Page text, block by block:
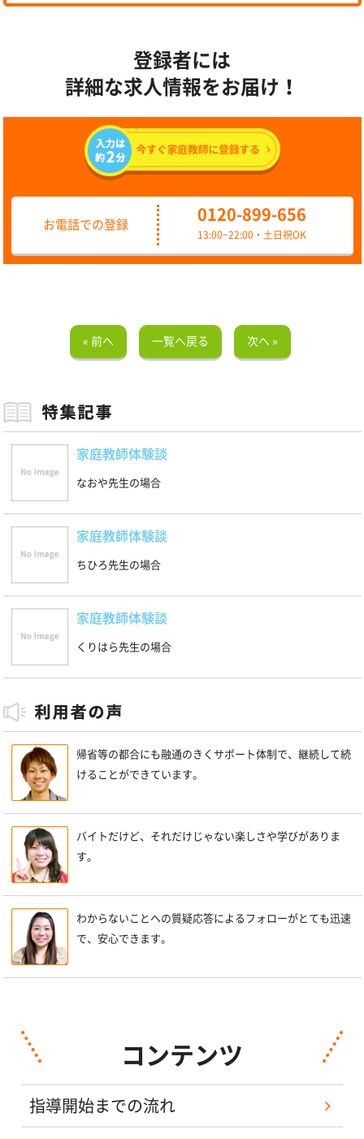
登録者には
詳細な求人情報をお届け！
お電話での登録
0120-899-656
13:00~22:00・土日祝OK
« 前へ 一覧へ戻る 次へ »
家庭教師体験談
なおや先生の場合
家庭教師体験談
ちひろ先生の場合
家庭教師体験談
くりはら先生の場合
帰省等の都合にも融通のきくサポート体制で、継続して続
けることができています。
バイトだけど、それだけじゃない楽しさや学びがありま
す。
わからないことへの質疑応答によるフォローがとても迅速
で、安心できます。
コンテンツ
指導開始までの流れ